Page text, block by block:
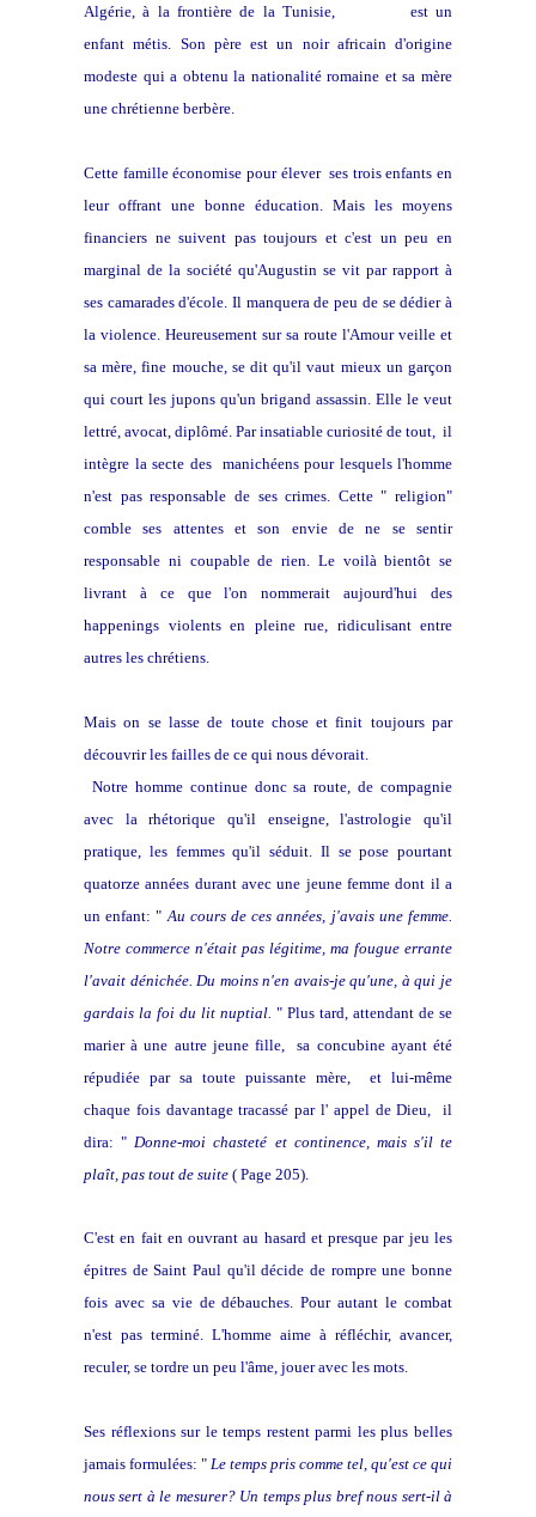
Algérie, à la frontière de la Tunisie,
est un
enfant métis. Son père est un noir africain d'origine
modeste qui a obtenu la nationalité romaine et sa mère
une chrétienne berbère.
Cette famille économise pour élever ses trois enfants en
leur offrant une bonne éducation. Mais les moyens
financiers ne suivent pas toujours et c'est un peu en
marginal de la société qu'Augustin se vit par rapport à
ses camarades d'école. Il manquera de peu de se dédier à
la violence. Heureusement sur sa route l'Amour veille et
sa mère, fine mouche, se dit qu'il vaut mieux un garçon
qui court les jupons qu'un brigand assassin. Elle le veut
lettré, avocat, diplômé. Par insatiable curiosité de tout, il
intègre la secte des manichéens pour lesquels l'homme
n'est pas responsable de ses crimes. Cette " religion"
comble ses attentes et son envie de ne se sentir
responsable ni coupable de rien. Le voilà bientôt se
livrant à ce que l'on nommerait aujourd'hui des
happenings violents en pleine rue, ridiculisant entre
autres les chrétiens.
Mais on se lasse de toute chose et finit toujours par
découvrir les failles de ce qui nous dévorait.
Notre homme continue donc sa route, de compagnie
avec la rhétorique qu'il enseigne, l'astrologie qu'il
pratique, les femmes qu'il séduit. Il se pose pourtant
quatorze années durant avec une jeune femme dont il a
un enfant: " Au cours de ces années, j'avais une femme.
Notre commerce n'était pas légitime, ma fougue errante
l'avait dénichée. Du moins n'en avais-je qu'une, à qui je
gardais la foi du lit nuptial. " Plus tard, attendant de se
marier à une autre jeune fille, sa concubine ayant été
répudiée par sa toute puissante mère, et lui-même
chaque fois davantage tracassé par l' appel de Dieu, il
dira: " Donne-moi chasteté et continence, mais s'il te
plaît, pas tout de suite ( Page 205).
C'est en fait en ouvrant au hasard et presque par jeu les
épitres de Saint Paul qu'il décide de rompre une bonne
fois avec sa vie de débauches. Pour autant le combat
n'est pas terminé. L'homme aime à réfléchir, avancer,
reculer, se tordre un peu l'âme, jouer avec les mots.
Ses réflexions sur le temps restent parmi les plus belles
jamais formulées: " Le temps pris comme tel, qu'est ce qui
nous sert à le mesurer? Un temps plus bref nous sert-il à